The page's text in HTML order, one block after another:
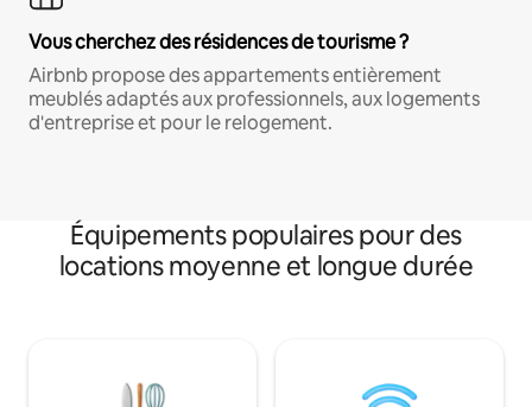
Vous cherchez des résidences de tourisme ?
Airbnb propose des appartements entièrement
meublés adaptés aux professionnels, aux logements
d'entreprise et pour le relogement.
Équipements populaires pour des
locations moyenne et longue durée